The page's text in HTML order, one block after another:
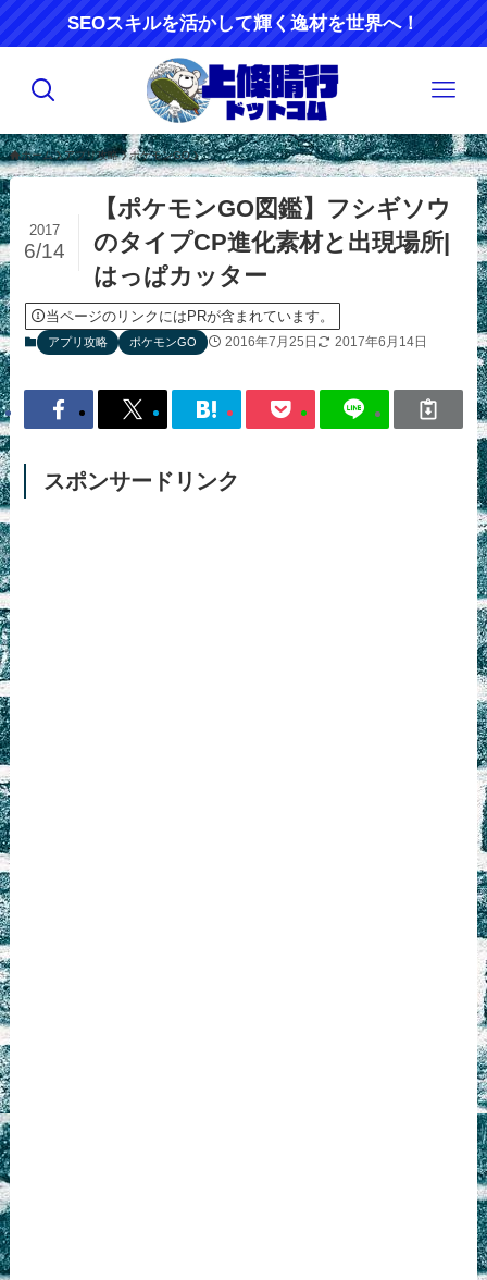
SEOスキルを活かして輝く逸材を世界へ！
ホーム アプリ攻略 ポケモンGO
【ポケモンGO図鑑】フシギソウ
のタイプCP進化素材と出現場所|
はっぱカッター
2017
6/14
当ページのリンクにはPRが含まれています。
アプリ攻略 ポケモンGO 2016年7月25日 2017年6月14日
スポンサードリンク